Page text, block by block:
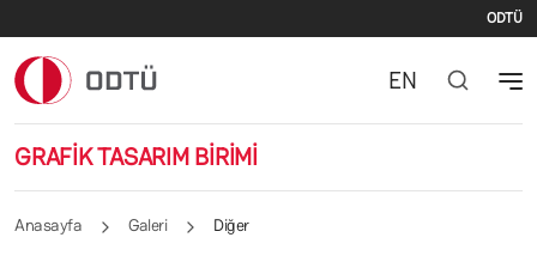
ODTÜ
GRAFİK TASARIM BİRİMİ
EN
Anasayfa Galeri Diğer